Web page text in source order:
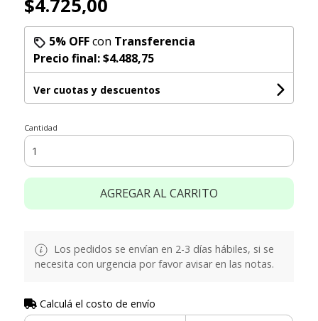
$4.725,00
5% OFFcon Transferencia
Precio final:$4.488,75
Ver cuotas y descuentos
Cantidad
AGREGAR AL CARRITO
Los pedidos se envían en 2-3 días hábiles, si se
necesita con urgencia por favor avisar en las notas.
Calculá el costo de envío